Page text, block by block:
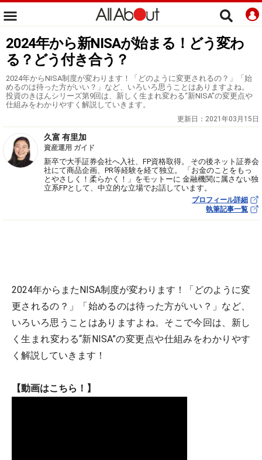
2024年から新NISAが始まる！どう変わ
る？どう付き合う？
2024年からNISA制度が変わります！「どのように変更されるの？」「始
めるのは待った方がいい？」など、いろいろ思うことはありますよね。
投資のきほんシリーズ第9回は、新しく生まれ変わる“新NISA”の変更点や
仕組みをわかりやすく解説していきます。
更新日： 2021年03月15日
久富 有里加
資産運用 ガイド
新卒で大手証券会社へ入社、FP資格取得。 その後ネット証券会
社にて商品企画、PR等経験を経て独立。 「お金のことをもっ
とやさしく！柔らかく！」をモットーに 金融機関に属さない独
立系FPとして、中立的な立場でお話しています。
プロフィール詳細
執筆記事一覧
2024年からまたNISA制度が変わります！「どのように変
更されるの？」「始めるのは待った方がいい？」など、
いろいろ思うことはありますよね。そこで今回は、新し
く生まれ変わる“新NISA”の変更点や仕組みをわかりやす
く解説していきます！
【動画はこちら！】